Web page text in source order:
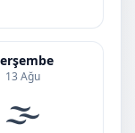
13 Ağu
🌫️